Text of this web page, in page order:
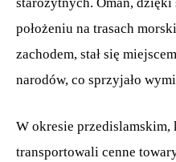
położeniu na trasach
zachodem, stał się
narodów, co sprzyjało
W okresie przedislamskim,
transportowali cenne